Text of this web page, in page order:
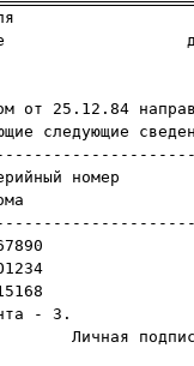
от 25.12.84
следующие
номер
- 3.
Личная